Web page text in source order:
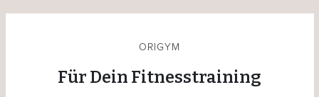
ORIGYM
Für Dein Fitnesstraining